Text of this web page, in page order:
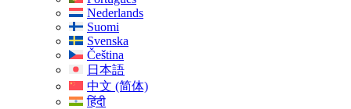
Nederlands
Suomi
Svenska
Čeština
日本語
中文 (简体)
हिंदी